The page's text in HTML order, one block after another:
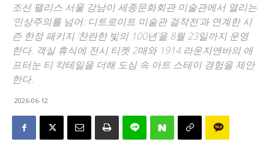
조선 팰리스 서울 강남이 세종문화회관 미술관에서 열리는
‘인상주의를 넘어: 디트로이트 미술관 걸작전’과 연계한 시
즌 한정 패키지 ‘찬란한 빛의 100년’을 8월 23일까지 운영
한다. 객실 휴식에 전시 티켓 2매와 1914 라운지앤바의 애
프터눈 티 칵테일을 더해 도심 속 아트 스테이 경험을 제안
한다.
2026-06-12